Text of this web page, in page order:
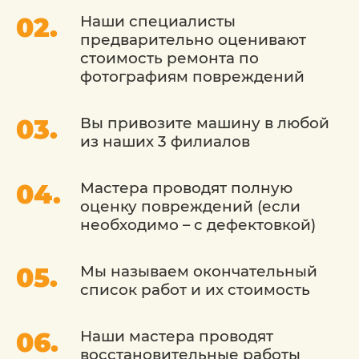
разрабатываем индивидуальный план
покраски, учитывая состояние кузова, цвет
и ваши пожелания.
покраски, что обеспечивает равномерное
нанесение краски и высокий стандарт
Сохранение заводского внешнего вида: Мы
стремимся сохранить оригинальный цвет и
текстуру
используем экологически безопасные
краски и материалы, чтобы
минимизировать воздействие на
Гарантия качества: Мы предоставляем
Наши специалисты
предварительно оценивают
стоимость ремонта по
фотографиям повреждений
Вы привозите машину в любой
из наших 3 филиалов
Мастера проводят полную
оценку повреждений (если
необходимо – с дефектовкой)
Мы называем окончательный
список работ и их стоимость
Наши мастера проводят
восстановительные работы